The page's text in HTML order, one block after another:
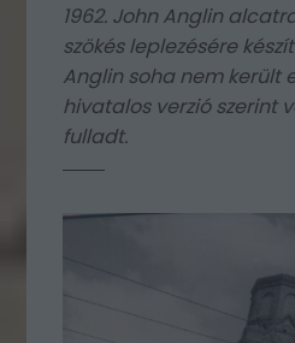
1962. John Anglin
szökés leplezésére
Anglin soha nem került
hivatalos verzió szerint
fulladt.